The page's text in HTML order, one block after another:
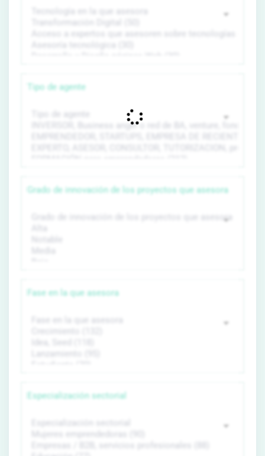
Tipo de agente
Grado de innovación de los proyectos que asesora
Fase en la que asesora
Especialización sectorial